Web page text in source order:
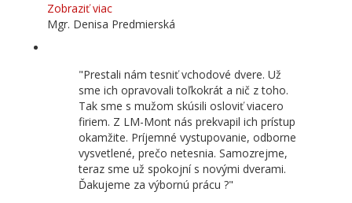
Zobraziť viac
Mgr. Denisa Predmierská
Prestali nám tesniť vchodové dvere. Už
sme ich opravovali toľkokrát a nič z toho.
Tak sme s mužom skúsili osloviť viacero
firiem. Z LM-Mont nás prekvapil ich prístup
okamžite. Príjemné vystupovanie, odborne
vysvetlené, prečo netesnia. Samozrejme,
teraz sme už spokojní s novými dverami.
Ďakujeme za výbornú prácu ?